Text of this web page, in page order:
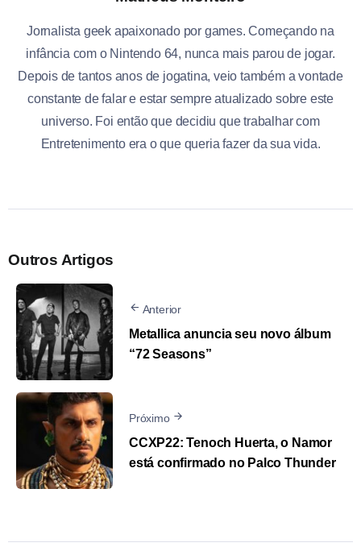
Jornalista geek apaixonado por games. Começando na
infância com o Nintendo 64, nunca mais parou de jogar.
Depois de tantos anos de jogatina, veio também a vontade
constante de falar e estar sempre atualizado sobre este
universo. Foi então que decidiu que trabalhar com
Entretenimento era o que queria fazer da sua vida.
Outros Artigos
Anterior
Metallica anuncia seu novo álbum
“72 Seasons”
Próximo
CCXP22: Tenoch Huerta, o Namor
está confirmado no Palco Thunder